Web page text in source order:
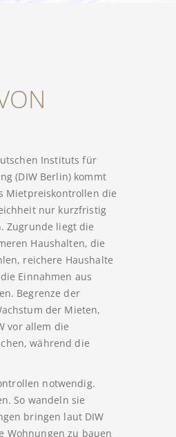
Instituts für
(DIW Berlin) kommt
Mietpreiskontrollen die
nur kurzfristig
Zugrunde liegt die
Haushalten, die
reichere Haushalte
Einnahmen aus
Begrenze der
der Mieten,
vor allem die
während die
notwendig.
So wandeln sie
bringen laut DIW
Wohnungen zu bauen